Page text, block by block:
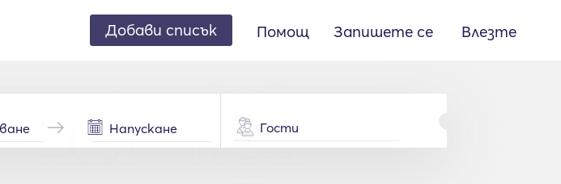
Добави списък Помощ Запишете се Влезте
Гости